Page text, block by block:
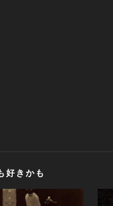
好きかも